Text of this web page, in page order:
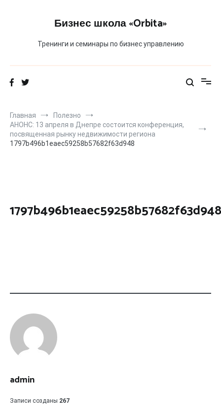
Бизнес школа «Orbita»
Тренинги и семинары по бизнес управлению
Главная
Полезно
АНОНС: 13 апреля в Днепре состоится конференция,
посвященная рынку недвижимости региона
1797b496b1eaec59258b57682f63d948
1797b496b1eaec59258b57682f63d948
admin
Записи созданы 267